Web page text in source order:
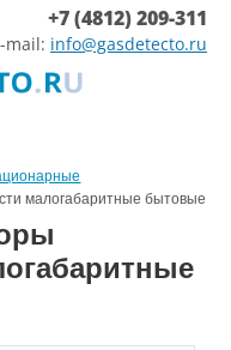
+7 (4812) 209-311
mail: info@gasdetecto.ru
малогабаритные бытовые